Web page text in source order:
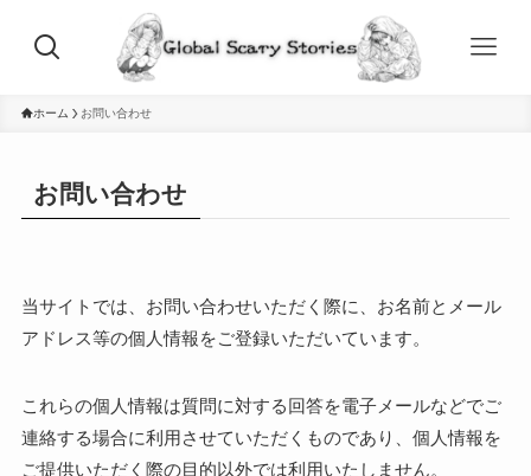
ホーム お問い合わせ
お問い合わせ
当サイトでは、お問い合わせいただく際に、お名前とメール
アドレス等の個人情報をご登録いただいています。
これらの個人情報は質問に対する回答を電子メールなどでご
連絡する場合に利用させていただくものであり、個人情報を
ご提供いただく際の目的以外では利用いたしません。